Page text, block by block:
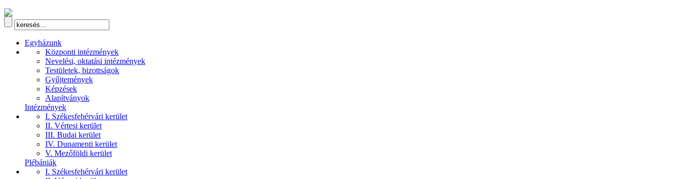
Egyházunk
Központi intézmények
Nevelési, oktatási intézmények
Testületek, bizottságok
Gyűjtemények
Képzések
Alapítványok
Intézmények
I. Székesfehérvári kerület
II. Vértesi kerület
III. Budai kerület
IV. Dunamenti kerület
V. Mezőföldi kerület
Plébániák
I. Székesfehérvári kerület